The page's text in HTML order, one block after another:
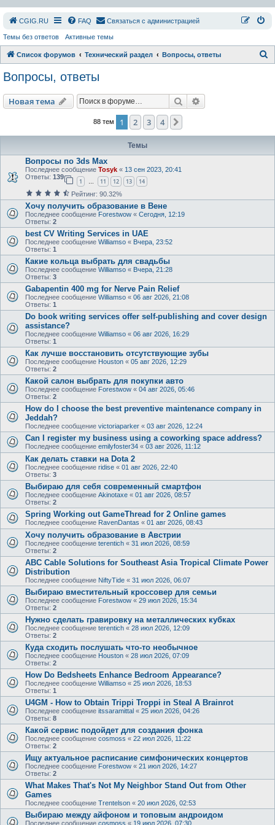
СGIG.RU FAQ Связаться с администрацией
Темы без ответов Активные темы
Список форумов Технический раздел Вопросы, ответы
Вопросы, ответы
Новая тема Поиск
88 тем 1 2 3 4
Темы
Вопросы по 3ds Max
Последнее сообщение Tosyk « 13 сен 2023, 20:41
Ответы: 139
1 … 11 12 13 14
Рейтинг: 90.32%
Хочу получить образование в Вене
Последнее сообщение Forestwow « Сегодня, 12:19
Ответы: 2
best CV Writing Services in UAE
Последнее сообщение Williamso « Вчера, 23:52
Ответы: 1
Какие кольца выбрать для свадьбы
Последнее сообщение Williamso « Вчера, 21:28
Ответы: 3
Gabapentin 400 mg for Nerve Pain Relief
Последнее сообщение Williamso « 06 авг 2026, 21:08
Ответы: 1
Do book writing services offer self-publishing and cover design
assistance?
Последнее сообщение Williamso « 06 авг 2026, 16:29
Ответы: 1
Как лучше восстановить отсутствующие зубы
Последнее сообщение Houston « 05 авг 2026, 12:29
Ответы: 2
Какой салон выбрать для покупки авто
Последнее сообщение Forestwow « 04 авг 2026, 05:46
Ответы: 2
How do I choose the best preventive maintenance company in
Jeddah?
Последнее сообщение victoriaparker « 03 авг 2026, 12:24
Can I register my business using a coworking space address?
Последнее сообщение emilyfoster34 « 03 авг 2026, 11:12
Как делать ставки на Dota 2
Последнее сообщение ridise « 01 авг 2026, 22:40
Ответы: 3
Выбираю для себя современный смартфон
Последнее сообщение Akinotaxe « 01 авг 2026, 08:57
Ответы: 2
Spring Working out GameThread for 2 Online games
Последнее сообщение RavenDantas « 01 авг 2026, 08:43
Хочу получить образование в Австрии
Последнее сообщение terentich « 31 июл 2026, 08:59
Ответы: 2
ABC Cable Solutions for Southeast Asia Tropical Climate Power
Distribution
Последнее сообщение NiftyTide « 31 июл 2026, 06:07
Выбираю вместительный кроссовер для семьи
Последнее сообщение Forestwow « 29 июл 2026, 15:34
Ответы: 2
Нужно сделать гравировку на металлических кубках
Последнее сообщение terentich « 28 июл 2026, 12:09
Ответы: 2
Куда сходить послушать что-то необычное
Последнее сообщение Houston « 28 июл 2026, 07:09
Ответы: 2
How Do Bedsheets Enhance Bedroom Appearance?
Последнее сообщение Williamso « 25 июл 2026, 18:53
Ответы: 1
U4GM - How to Obtain Trippi Troppi in Steal A Brainrot
Последнее сообщение itssaramittal « 25 июл 2026, 04:26
Ответы: 8
Какой сервис подойдет для создания фонка
Последнее сообщение cosmoss « 22 июл 2026, 11:22
Ответы: 2
Ищу актуальное расписание симфонических концертов
Последнее сообщение Forestwow « 21 июл 2026, 14:27
Ответы: 2
What Makes That's Not My Neighbor Stand Out from Other
Games
Последнее сообщение Trentelson « 20 июл 2026, 02:53
Выбираю между айфоном и топовым андроидом
Последнее сообщение cosmoss « 19 июл 2026, 07:30